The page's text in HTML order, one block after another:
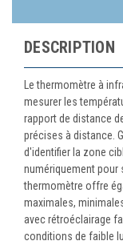
DESCRIPTION
Le thermomètre à
mesurer les
rapport de distance
précises à distance.
d'identifier la zone
numériquement pour
thermomètre offre
maximales,
avec rétroéclairage
conditions de faible